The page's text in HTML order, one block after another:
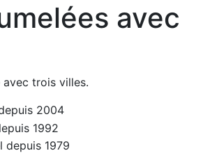
avec
avec trois villes.
2004
1992
depuis 1979